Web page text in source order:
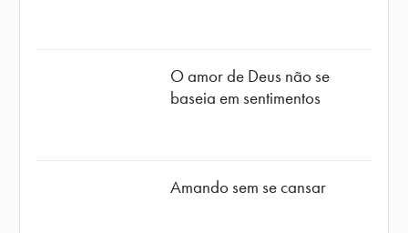
O amor de Deus não se
baseia em sentimentos
Amando sem se cansar